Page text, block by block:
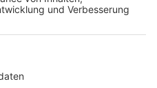
stimmen Sie der
zu, um dieses
Leuchten Schwarz" aus